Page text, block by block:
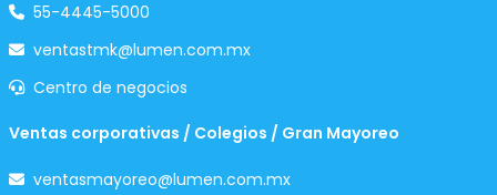
55-4445-5000
ventastmk@lumen.com.mx
Centro de negocios
Ventas corporativas / Colegios / Gran Mayoreo
ventasmayoreo@lumen.com.mx